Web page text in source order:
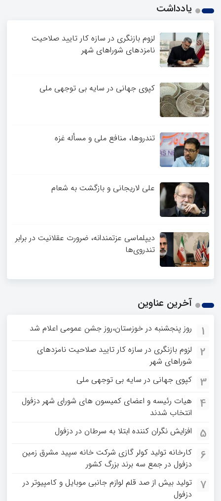
یادداشت
لزوم بازنگری در سازه کار تایید صلاحیت
نامزدهای شوراهای شهر
کپوی جهانی در سایه بی توجهی ملی
تندروها، منافع ملی و مسأله غزه
علی لاریجانی و بازگشت به شعام
دیپلماسی عزتمندانه، ضرورت عقلانیت در برابر
تندروی‌ها
آخرین عناوین
1 روز پنجشنبه در خوزستان،روز جشن عمومی اعلام شد
2
لزوم بازنگری در سازه کار تایید صلاحیت نامزدهای
شوراهای شهر
3 کپوی جهانی در سایه بی توجهی ملی
4
هیات رئیسه و اعضای کمیسون های شورای شهر دزفول
انتخاب شدند
5 افزایش نگران کننده ابتلا به سرطان در دزفول
6
کارخانه تولید کولر گازی شرکت خانه سپید مشرق زمین
دزفول در جمع سه برند بزرگ کشور
7
تولید بیش از صد قلم لوازم جانبی موبایل و کامپیوتر در
دزفول